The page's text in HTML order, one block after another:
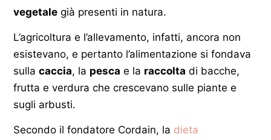
vegetale già presenti in natura.
L’agricoltura e l’allevamento, infatti, ancora non
esistevano, e pertanto l’alimentazione si fondava
sulla caccia, la pesca e la raccolta di bacche,
frutta e verdura che crescevano sulle piante e
sugli arbusti.
Secondo il fondatore Cordain, la dieta